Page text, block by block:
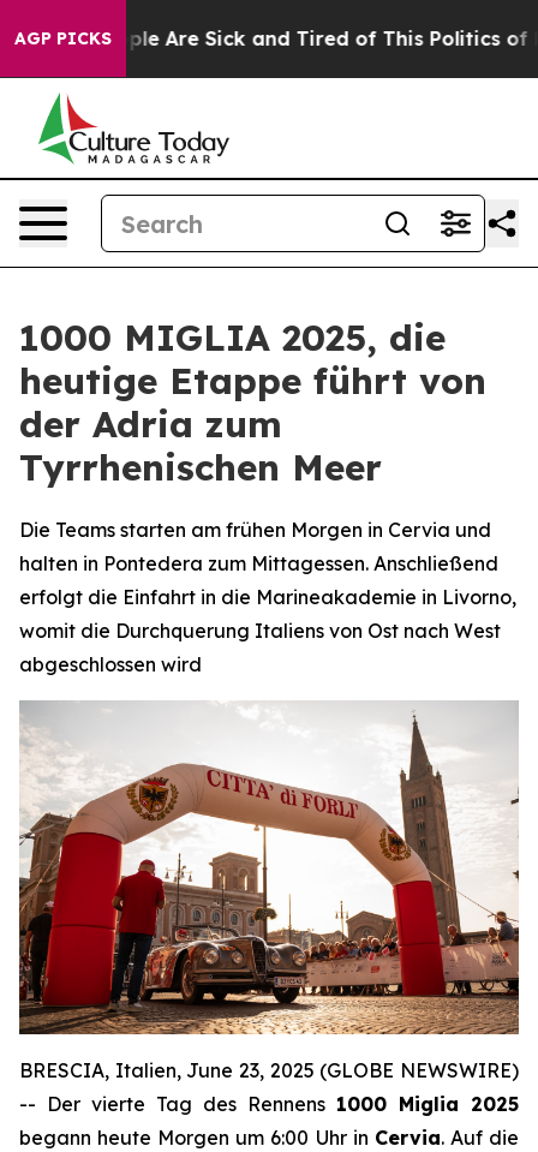
AGP PICKS
“People Are Sick and Tired of This Politics of
1000 MIGLIA 2025, die
heutige Etappe führt von
der Adria zum
Tyrrhenischen Meer
Die Teams starten am frühen Morgen in Cervia und
halten in Pontedera zum Mittagessen. Anschließend
erfolgt die Einfahrt in die Marineakademie in Livorno,
womit die Durchquerung Italiens von Ost nach West
abgeschlossen wird
BRESCIA, Italien, June 23, 2025 (GLOBE NEWSWIRE)
-- Der vierte Tag des Rennens 1000 Miglia 2025
begann heute Morgen um 6:00 Uhr in Cervia. Auf die